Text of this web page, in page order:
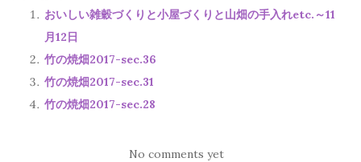
おいしい雑穀づくりと小屋づくりと山畑の手入れetc.～11
月12日
竹の焼畑2017-sec.36
竹の焼畑2017-sec.31
竹の焼畑2017-sec.28
No comments yet